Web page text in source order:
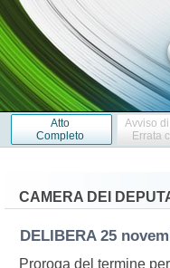
Atto
Completo
Avviso
Errata
CAMERA DEI
DELIBERA 25
Proroga del termine